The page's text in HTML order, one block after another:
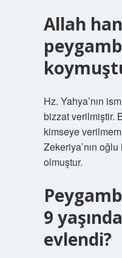
Allah
Hz. Yahya’nın
bizzat verilmiştir.
kimseye
Zekeriya’nın
olmuştur.
9
evlendi?